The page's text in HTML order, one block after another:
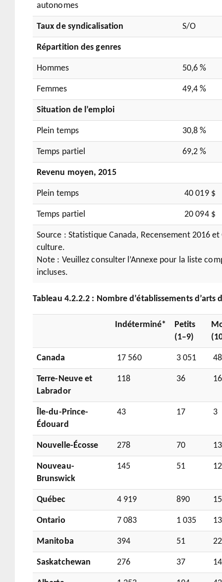
autonomes
Taux de syndicalisation S/O
Répartition des genres
Hommes 50,6 %
Femmes 49,4 %
Situation de l’emploi
Plein temps 30,8 %
Temps partiel 69,2 %
Revenu moyen, 2015
Plein temps 40 019 $
Temps partiel 20 094 $
Source : Statistique Canada, Recensement 2016
culture.
Note : Veuillez consulter l’Annexe pour la liste
incluses.
Tableau 4.2.2.2 : Nombre d’établissements d’arts
Indéterminé*
Petits
(1–9)
Canada 17 560 3 051
Terre-Neuve et
Labrador
118 36 16
Île-du-Prince-
Édouard
43 17 3
Nouvelle-Écosse 278 70 13
Nouveau-
Brunswick
145 51 12
Québec 4 919 890
Ontario 7 083 1 035
Manitoba 394 51 22
Saskatchewan 276 37 14